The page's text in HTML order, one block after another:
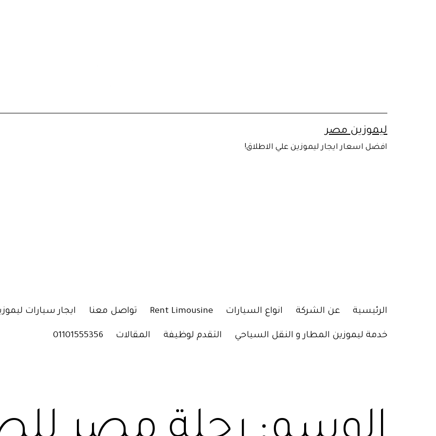
ليموزين مصر
افضل اسعار ايجار ليموزين علي الاطلاق!
الرئيسية عن الشركة انواع السيارات Rent Limousine تواصل معنا ايجار سيارات
خدمة ليموزين المطار و النقل السياحي التقدم لوظيفة المقالات 01101555356